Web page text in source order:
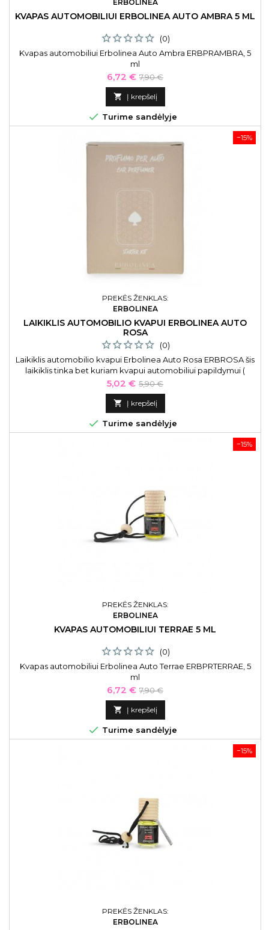
ERBOLINEA
KVAPAS AUTOMOBILIUI ERBOLINEA AUTO AMBRA 5 ML
(0)
Kvapas automobiliui Erbolinea Auto Ambra ERBPRAMBRA, 5
ml
Kaina
6,72 € Bazinė
kaina
7,90 €
 Į krepšelį
 Turime sandėlyje
−15%
PREKĖS ŽENKLAS:
ERBOLINEA
LAIKIKLIS AUTOMOBILIO KVAPUI ERBOLINEA AUTO
ROSA
(0)
Laikiklis automobilio kvapui Erbolinea Auto Rosa ERBROSA šis
laikiklis tinka bet kuriam kvapui automobiliui papildymui (
„Amber“, „Flower“, „Fresh“ ir „Oud“).
Kaina
5,02 € Bazinė
kaina
5,90 €
 Į krepšelį
 Turime sandėlyje
−15%
PREKĖS ŽENKLAS:
ERBOLINEA
KVAPAS AUTOMOBILIUI TERRAE 5 ML
(0)
Kvapas automobiliui Erbolinea Auto Terrae ERBPRTERRAE, 5
ml
Kaina
6,72 € Bazinė
kaina
7,90 €
 Į krepšelį
 Turime sandėlyje
−15%
PREKĖS ŽENKLAS:
ERBOLINEA